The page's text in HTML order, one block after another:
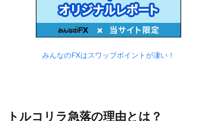
みんなのFXはスワップポイントが凄い！
トルコリラ急落の理由とは？